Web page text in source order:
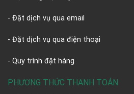
- Đặt dịch vụ qua email
- Đặt dịch vụ qua điện thoại
- Quy trình đặt hàng
PHƯƠNG THỨC THANH TOÁN